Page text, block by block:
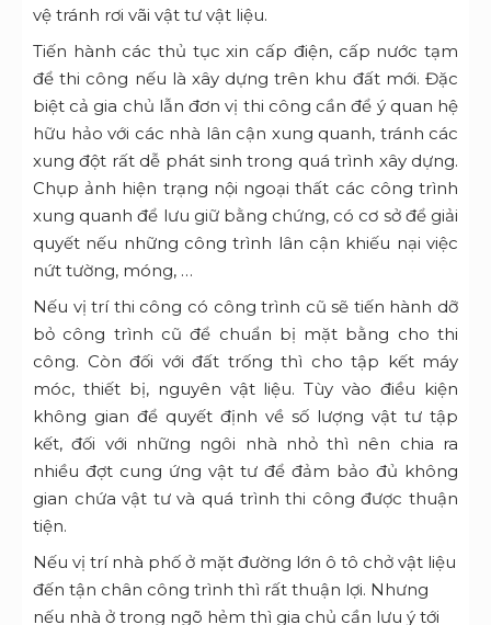
vệ tránh rơi vãi vật tư vật liệu.
Tiến hành các thủ tục xin cấp điện, cấp nước tạm
để thi công nếu là xây dựng trên khu đất mới. Đặc
biệt cả gia chủ lẫn đơn vị thi công cần để ý quan hệ
hữu hảo với các nhà lân cận xung quanh, tránh các
xung đột rất dễ phát sinh trong quá trình xây dựng.
Chụp ảnh hiện trạng nội ngoại thất các công trình
xung quanh để lưu giữ bằng chứng, có cơ sở để giải
quyết nếu những công trình lân cận khiếu nại việc
nứt tường, móng, …
Nếu vị trí thi công có công trình cũ sẽ tiến hành dỡ
bỏ công trình cũ để chuẩn bị mặt bằng cho thi
công. Còn đối với đất trống thì cho tập kết máy
móc, thiết bị, nguyên vật liệu. Tùy vào điều kiện
không gian để quyết định về số lượng vật tư tập
kết, đối với những ngôi nhà nhỏ thì nên chia ra
nhiều đợt cung ứng vật tư để đảm bảo đủ không
gian chứa vật tư và quá trình thi công được thuận
tiện.
Nếu vị trí nhà phố ở mặt đường lớn ô tô chở vật liệu
đến tận chân công trình thì rất thuận lợi. Nhưng
nếu nhà ở trong ngõ hẻm thì gia chủ cần lưu ý tới